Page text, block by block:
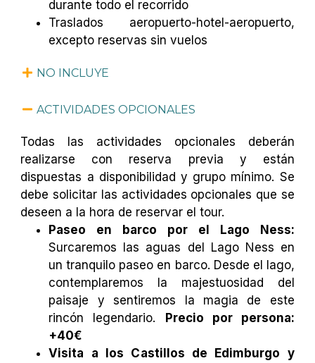
durante todo el recorrido
Traslados aeropuerto-hotel-aeropuerto,
excepto reservas sin vuelos
NO INCLUYE
ACTIVIDADES OPCIONALES
Todas las actividades opcionales deberán
realizarse con reserva previa y están
dispuestas a disponibilidad y grupo mínimo. Se
debe solicitar las actividades opcionales que se
deseen a la hora de reservar el tour.
Paseo en barco por el Lago Ness:
Surcaremos las aguas del Lago Ness en
un tranquilo paseo en barco. Desde el lago,
contemplaremos la majestuosidad del
paisaje y sentiremos la magia de este
rincón legendario.
Precio por persona:
+40€
Visita a los Castillos de Edimburgo y